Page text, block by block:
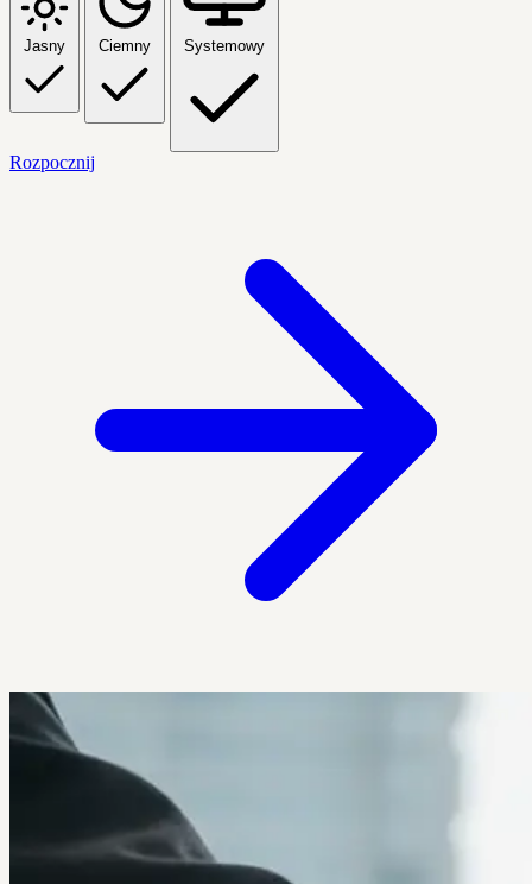
Jasny Ciemny Systemowy
Rozpocznij